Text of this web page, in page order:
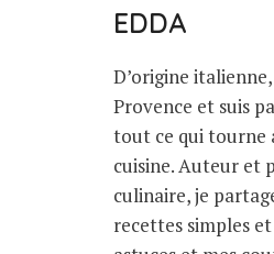
EDDA
D’origine
Provence et suis
tout ce qui tourne
cuisine. Auteur et
culinaire, je
recettes simples